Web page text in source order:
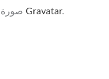
Gravatar.